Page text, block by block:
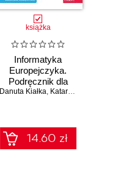
książka
Informatyka
Europejczyka.
Podręcznik dla
szkoły
II)
Danuta Kiałka, Katarzyna Kiałka
14.60 zł